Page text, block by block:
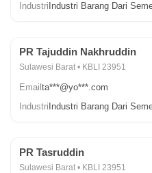
IndustriIndustri Barang Dari
PR Tajuddin Nakhruddin
Sulawesi Barat • KBLI 23951
Emailta***@yo***.com
IndustriIndustri Barang Dari
PR Tasruddin
Sulawesi Barat • KBLI 23951